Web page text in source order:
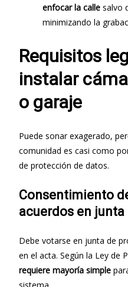
enfocar la calle salvo
minimizando la
Requisitos
instalar
o garaje
Puede sonar exagerado,
comunidad es casi como
de protección de datos.
Consentimiento
acuerdos en junta
Debe votarse en junta de
en el acta. Según la Ley de
requiere mayoría simple
sistema.